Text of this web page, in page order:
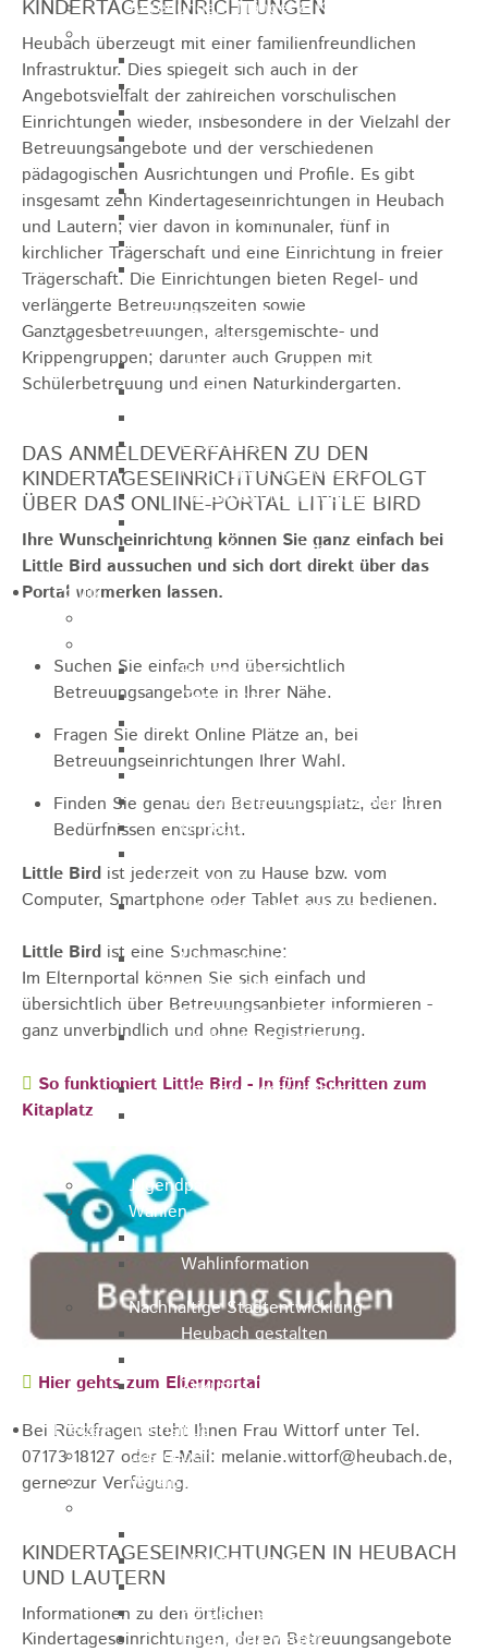
Anregungen, Mängel & Kritik
Hallen & Säle
Pfaffenberghalle
Anna-Rohleder-Saal
Rosensteinhalle
Schillerschulturnhalle
Silberwarenfabrik
Sporthalle
Stadthalle großer Saal
Stadthalle kleiner Saal
Tennishalle
Qualifizierter Mietspiegel
Steuern & Gebühren
Wasserverbrauchsgebühr
Hundesteuer
Hebesätze
Kindergartengebühren
Hallenbenutzungsgebühren
Verwaltungsgebühren
Politik
Bauausschuss
Gemeinderat
GEO - Vertreter im Aufsichtsrat
Ortschaftsrat
Aufsichtsrat Wohnbau GmbH
Stiftungsrat "Stiftung Heubach"
Umlegungsausschuss
Rosenstein
Verbandsversammlung des
Verbandsversammlung des
Zweckverbands
Landeswasserversorgung
Verbandsversammlung Zweckverband
Verwaltungsausschuss
Jugendparlament
Wahlen
Wahlinformation
Nachhaltige Stadtentwicklung
Heubach gestalten
Zukunfts Team
Freizeit / Tourismus
Gastgeber
Veranstaltungen
Miedermuseum
Polizeimuseum
Haus Anna Vetter
KINDERTAGESEINRICHTUNGEN
Heubach überzeugt mit einer familienfreundlichen
Infrastruktur. Dies spiegelt sich auch in der
Angebotsvielfalt der zahlreichen vorschulischen
Einrichtungen wieder, insbesondere in der Vielzahl der
Betreuungsangebote und der verschiedenen
pädagogischen Ausrichtungen und Profile. Es gibt
insgesamt zehn Kindertageseinrichtungen in Heubach
und Lautern; vier davon in kommunaler, fünf in
kirchlicher Trägerschaft und eine Einrichtung in freier
Trägerschaft. Die Einrichtungen bieten Regel- und
verlängerte Betreuungszeiten sowie
Ganztagesbetreuungen, altersgemischte- und
Krippengruppen; darunter auch Gruppen mit
Schülerbetreuung und einen Naturkindergarten.
DAS ANMELDEVERFAHREN ZU DEN
KINDERTAGESEINRICHTUNGEN ERFOLGT
ÜBER DAS ONLINE-PORTAL LITTLE BIRD
Ihre Wunscheinrichtung können Sie ganz einfach bei
Little Bird aussuchen und sich dort direkt über das
Portal vormerken lassen.
Suchen Sie einfach und übersichtlich
Betreuungsangebote in Ihrer Nähe.
Fragen Sie direkt Online Plätze an, bei
Betreuungseinrichtungen Ihrer Wahl.
Finden Sie genau den Betreuungsplatz, der Ihren
Bedürfnissen entspricht.
Little Bird ist jederzeit von zu Hause bzw. vom
Computer, Smartphone oder Tablet aus zu bedienen.
Little Bird ist eine Suchmaschine:
Im Elternportal können Sie sich einfach und
übersichtlich über Betreuungsanbieter informieren -
ganz unverbindlich und ohne Registrierung.
So funktioniert Little Bird - In fünf Schritten zum
Kitaplatz
Hier gehts zum Elternportal
Bei Rückfragen steht Ihnen Frau Wittorf unter Tel.
07173 18127 oder E-Mail: melanie.wittorf@heubach.de,
gerne zur Verfügung.
KINDERTAGESEINRICHTUNGEN IN HEUBACH
UND LAUTERN
Informationen zu den örtlichen
Kindertageseinrichtungen, deren Betreuungsangebote